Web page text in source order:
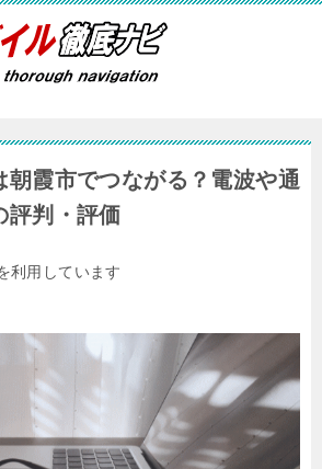
朝霞市でつながる？電波や通
評判・評価
利用しています